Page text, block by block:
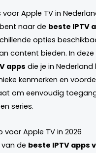
voor Apple TV in
naar de beste IPTV
opties
content bieden. In
apps die je in Nederland
kenmerken en
om eenvoudig
series.
voor Apple TV in 2026
van de beste IPTV apps